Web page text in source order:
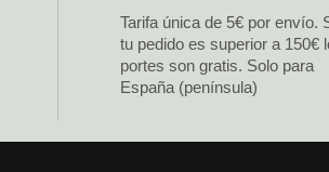
Tarifa única de 5€ por envío.
tu pedido es superior a 150€
portes son gratis. Solo para
España (península)